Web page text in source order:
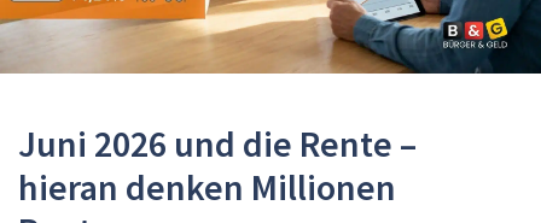
Juni 2026 und die Rente –
hieran denken Millionen